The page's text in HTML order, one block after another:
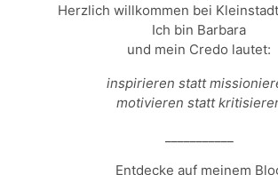
Herzlich willkommen bei
Ich bin Barbara
und mein Credo lautet:
inspirieren statt
motivieren statt
Entdecke auf meinem